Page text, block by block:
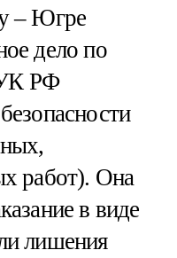
– Югре
дело по
УК РФ
работ). Она
в виде
лишения